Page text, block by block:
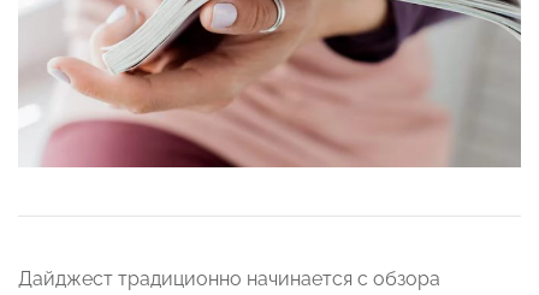
Дайджест традиционно начинается с обзора